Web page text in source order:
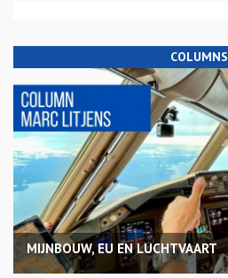
COLUMNS
MIJNBOUW, EU EN LUCHTVAART